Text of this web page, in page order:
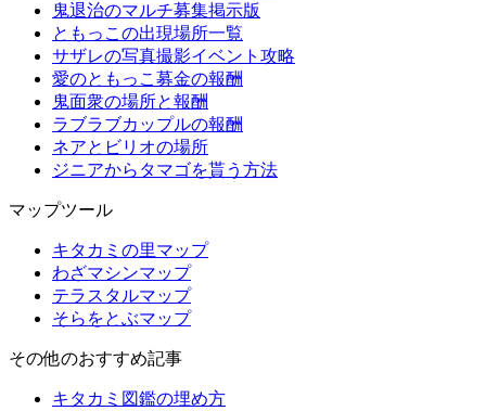
鬼退治のマルチ募集掲示版
ともっこの出現場所一覧
サザレの写真撮影イベント攻略
愛のともっこ募金の報酬
鬼面衆の場所と報酬
ラブラブカップルの報酬
ネアとビリオの場所
ジニアからタマゴを貰う方法
マップツール
キタカミの里マップ
わざマシンマップ
テラスタルマップ
そらをとぶマップ
その他のおすすめ記事
キタカミ図鑑の埋め方